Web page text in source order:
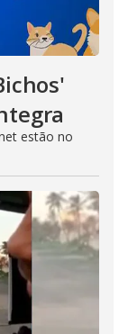
estão no